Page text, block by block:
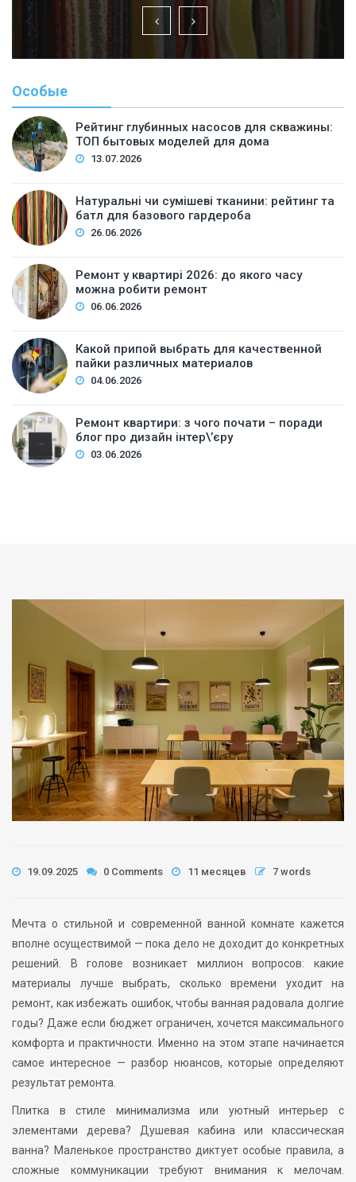
Особые
Рейтинг глубинных насосов для скважины:
ТОП бытовых моделей для дома
13.07.2026
Натуральні чи сумішеві тканини: рейтинг та
батл для базового гардероба
26.06.2026
Ремонт у квартирі 2026: до якого часу
можна робити ремонт
06.06.2026
Какой припой выбрать для качественной
пайки различных материалов
04.06.2026
Ремонт квартири: з чого почати – поради
блог про дизайн інтер\’єру
03.06.2026
19.09.2025 0 Comments 11 месяцев 7 words
Мечта о стильной и современной ванной комнате кажется
вполне осуществимой — пока дело не доходит до конкретных
решений. В голове возникает миллион вопросов: какие
материалы лучше выбрать, сколько времени уходит на
ремонт, как избежать ошибок, чтобы ванная радовала долгие
годы? Даже если бюджет ограничен, хочется максимального
комфорта и практичности. Именно на этом этапе начинается
самое интересное — разбор нюансов, которые определяют
результат ремонта.
Плитка в стиле минимализма или уютный интерьер с
элементами дерева? Душевая кабина или классическая
ванна? Маленькое пространство диктует особые правила, а
сложные коммуникации требуют внимания к мелочам.